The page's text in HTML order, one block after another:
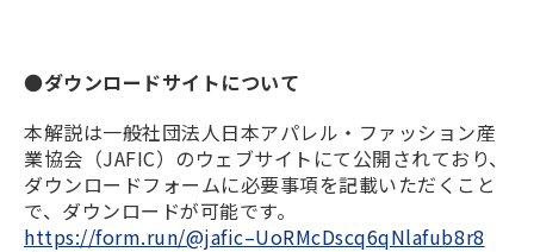
●ダウンロードサイトについて
本解説は一般社団法人日本アパレル・ファッション産
業協会（JAFIC）のウェブサイトにて公開されており、
ダウンロードフォームに必要事項を記載いただくこと
で、ダウンロードが可能です。
https://form.run/@jafic–UoRMcDscq6qNlafub8r8